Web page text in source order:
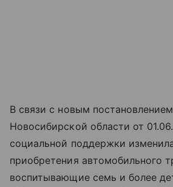
В связи с новым
Новосибирской области от
социальной поддержки
приобретения автомобильного
воспитывающие семь и более